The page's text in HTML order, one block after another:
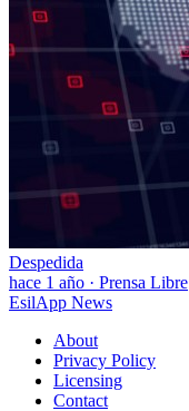
Despedida
hace 1 año · Prensa Libre
EsilApp News
About
Privacy Policy
Licensing
Contact